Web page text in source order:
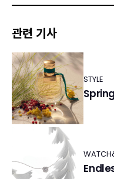
관련 기사
STYLE